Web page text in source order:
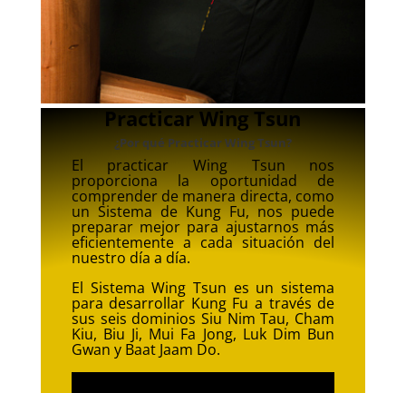
Practicar Wing Tsun
¿Por qué Practicar Wing Tsun?
El practicar Wing Tsun nos
proporciona la oportunidad de
comprender de manera directa, como
un Sistema de Kung Fu, nos puede
preparar mejor para ajustarnos más
eficientemente a cada situación del
nuestro día a día.
El Sistema Wing Tsun es un sistema
para desarrollar Kung Fu a través de
sus seis dominios Siu Nim Tau, Cham
Kiu, Biu Ji, Mui Fa Jong, Luk Dim Bun
Gwan y Baat Jaam Do.